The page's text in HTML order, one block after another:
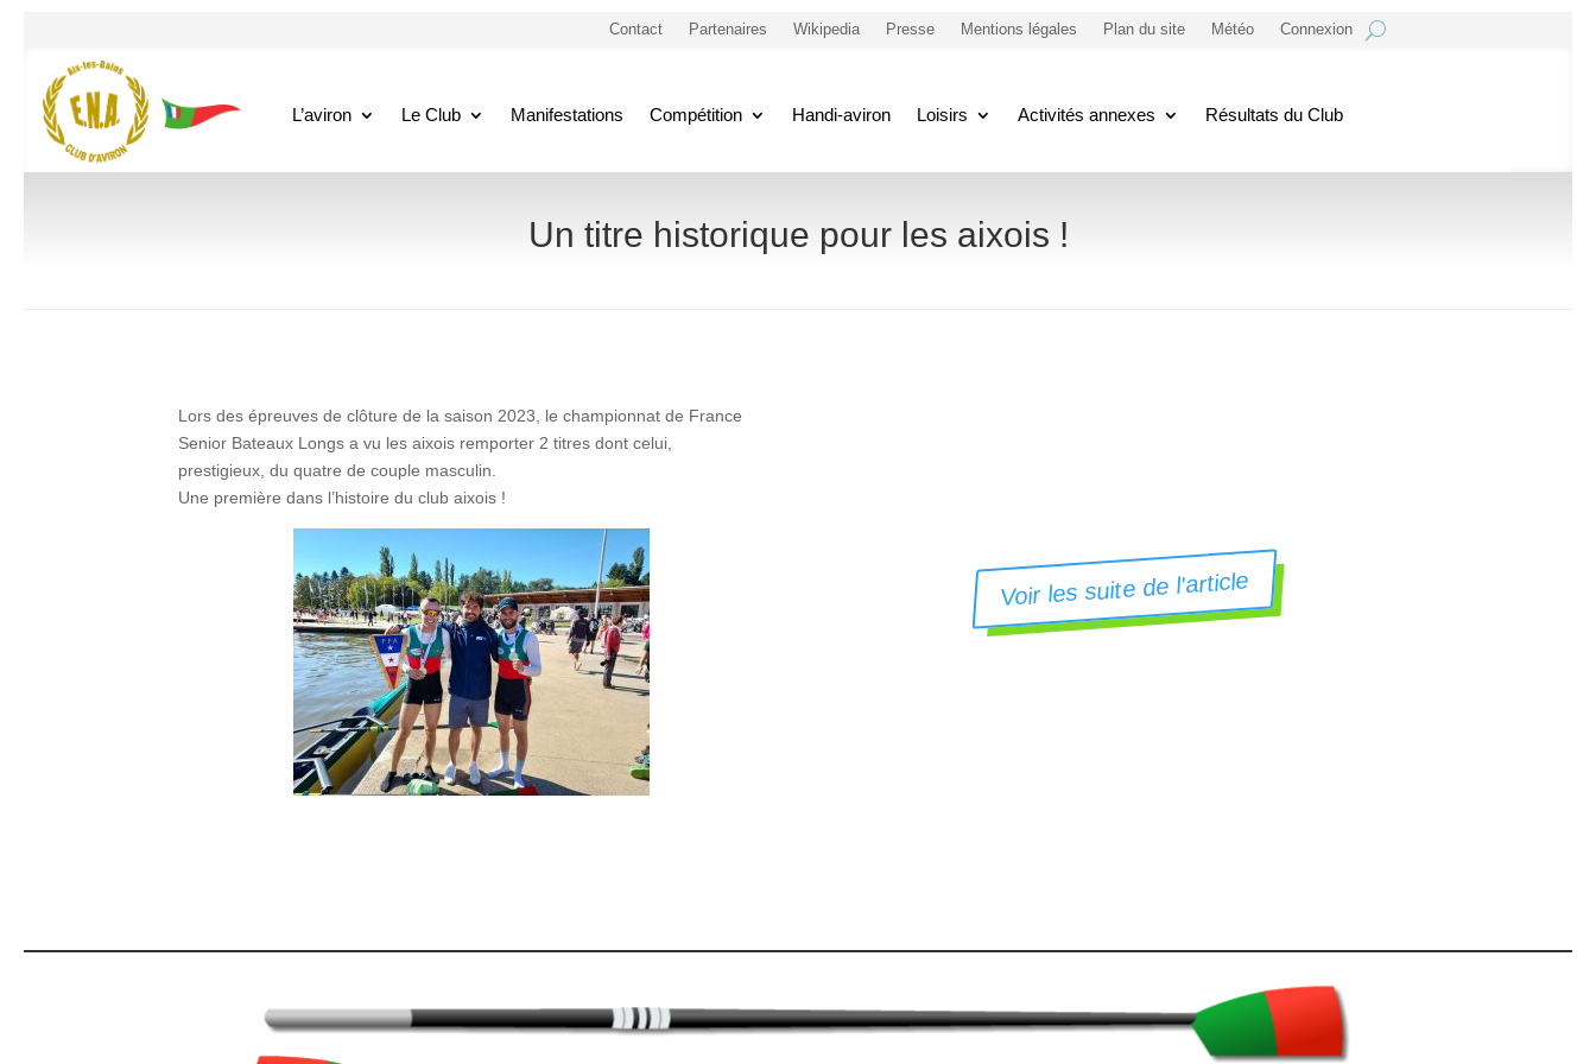
Contact Partenaires Wikipedia Presse Mentions légales Plan du site Météo Connexion
L’aviron Le Club Manifestations Compétition Handi-aviron Loisirs Activités annexes Résultats du Club
Un titre historique pour les aixois !
Lors des épreuves de clôture de la saison 2023, le championnat de France
Senior Bateaux Longs a vu les aixois remporter 2 titres dont celui,
prestigieux, du quatre de couple masculin.
Une première dans l’histoire du club aixois !
Voir les suite de l'article